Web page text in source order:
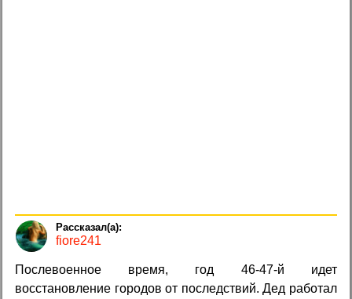
fiore241
Послевоенное время, год 46-47-й идет
восстановление городов от последствий. Дед работал